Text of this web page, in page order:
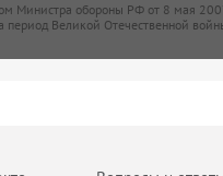
Министра обороны РФ от 8 мая
период Великой Отечественной